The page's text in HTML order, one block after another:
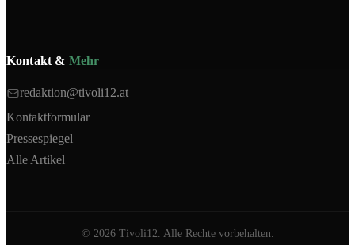
Kontakt & Mehr
redaktion@tivoli12.at
Kontaktformular
Pressespiegel
Alle Artikel
© 2026Tivoli12. Alle Rechte vorbehalten.